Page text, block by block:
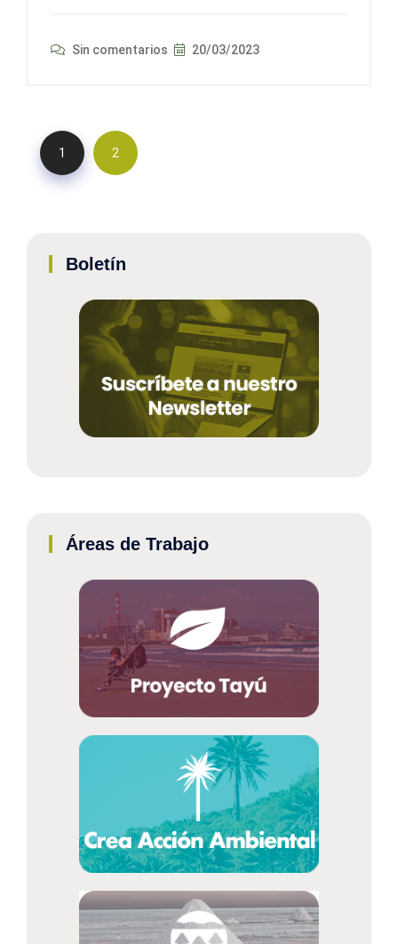
Sin comentarios 20/03/2023
1 2
Boletín
Áreas de Trabajo